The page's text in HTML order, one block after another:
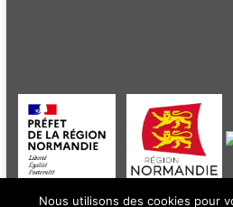
Nous utilisons des cookies pour